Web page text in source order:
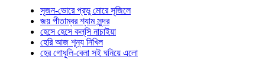
সৃজন-ভোরে প্রভু মোরে সৃজিলে
জয় পীতাম্বর শ্যাম সুন্দর
হেসে হেসে কল্‌সি নাচাইয়া
হেরি আজ শূন্য নিখিল
হের গোধূলি-বেলা সই ঘনিয়ে এলো